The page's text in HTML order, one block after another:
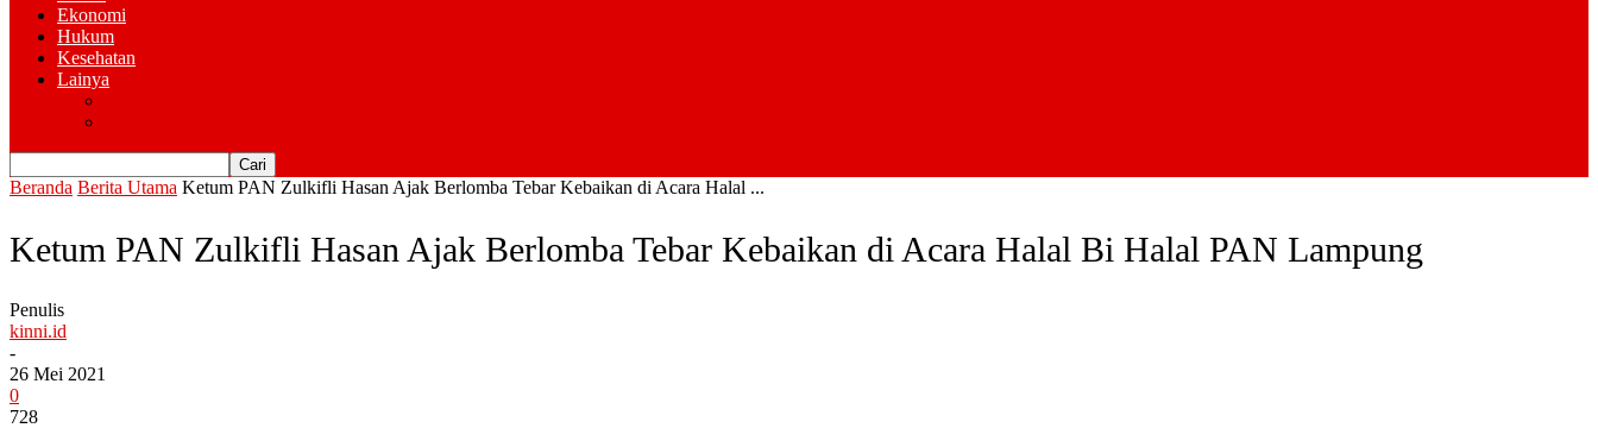
Ekonomi
Hukum
Kesehatan
Lainya
Beranda Berita Utama Ketum PAN Zulkifli Hasan Ajak Berlomba Tebar Kebaikan di Acara Halal ...
Ketum PAN Zulkifli Hasan Ajak Berlomba Tebar Kebaikan di Acara Halal Bi Halal PAN Lampung
Penulis
kinni.id
-
26 Mei 2021
0
728